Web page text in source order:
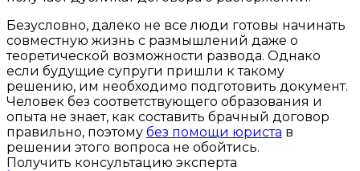
Безусловно, далеко не все люди готовы начинать
совместную жизнь с размышлений даже о
теоретической возможности развода. Однако
если будущие супруги пришли к такому
решению, им необходимо подготовить документ.
Человек без соответствующего образования и
опыта не знает, как составить брачный договор
правильно, поэтому без помощи юриста в
решении этого вопроса не обойтись.
Получить консультацию эксперта